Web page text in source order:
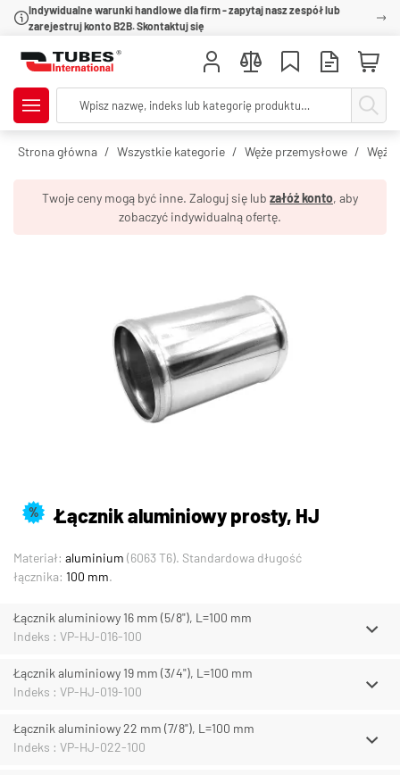
Indywidualne warunki handlowe dla firm - zapytaj nasz zespół lub
zarejestruj konto B2B. Skontaktuj się
Strona główna Wszystkie kategorie Węże przemysłowe
Twoje ceny mogą być inne. Zaloguj się lub załóż konto, aby
zobaczyć indywidualną ofertę.
% Łącznik aluminiowy prosty, HJ
Materiał: aluminium (6063 T6). Standardowa długość
łącznika: 100 mm.
Łącznik aluminiowy 16 mm (5/8"), L=100 mm
Indeks : VP-HJ-016-100
Łącznik aluminiowy 19 mm (3/4"), L=100 mm
Indeks : VP-HJ-019-100
Łącznik aluminiowy 22 mm (7/8"), L=100 mm
Indeks : VP-HJ-022-100